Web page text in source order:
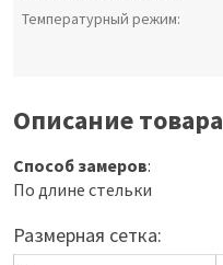
Температурный режим:
Описание товара
Способ замеров:
По длине стельки
Размерная сетка: